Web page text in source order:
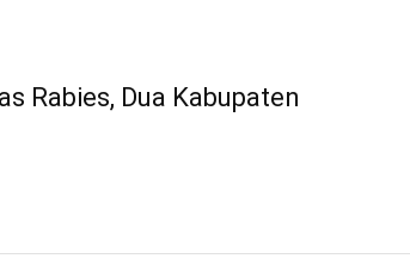
Rabies, Dua Kabupaten